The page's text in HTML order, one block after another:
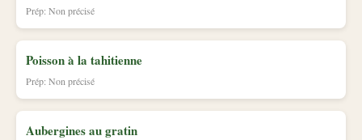
Prép: Non précisé
Poisson à la tahitienne
Prép: Non précisé
Aubergines au gratin